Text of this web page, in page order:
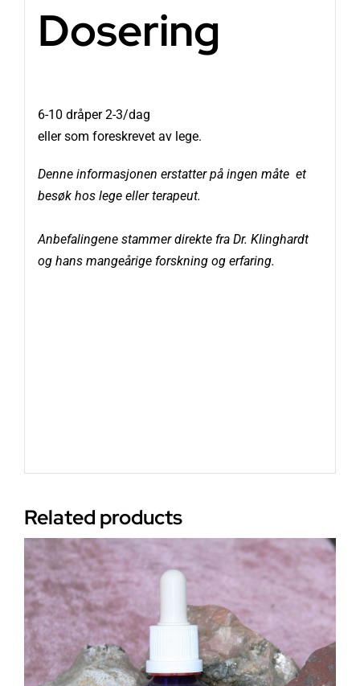
Dosering
6-10 dråper 2-3/dag
eller som foreskrevet av lege.
Denne informasjonen erstatter på ingen måte et
besøk hos lege eller terapeut.
Anbefalingene stammer direkte fra Dr. Klinghardt
og hans mangeårige forskning og erfaring.
Related products